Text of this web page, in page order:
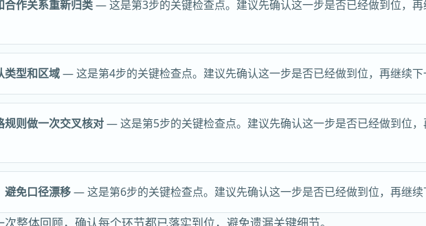
合作关系重新归类— 这是第3步的关键检查点。建议先确认这一步是否已经做到位，
类型和区域— 这是第4步的关键检查点。建议先确认这一步是否已经做到位，再继续下
规则做一次交叉核对— 这是第5步的关键检查点。建议先确认这一步是否已经做到位
避免口径漂移— 这是第6步的关键检查点。建议先确认这一步是否已经做到位，再继续